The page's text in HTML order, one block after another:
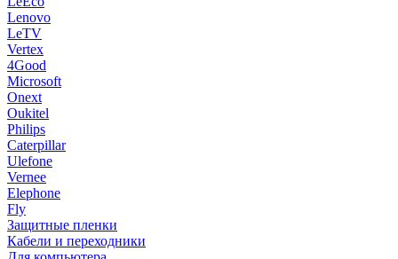
Lenovo
LeTV
Vertex
4Good
Microsoft
Onext
Oukitel
Philips
Caterpillar
Ulefone
Vernee
Elephone
Fly
Защитные пленки
Кабели и переходники